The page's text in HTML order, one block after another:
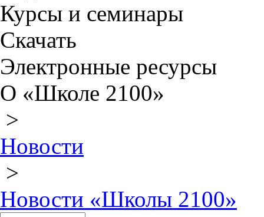
Курсы и семинары
Скачать
Электронные ресурсы
О «Школе 2100»
>
Новости
>
Новости «Школы 2100»